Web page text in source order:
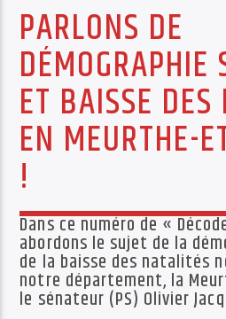
11 RAOG MONT D'AR SKOL.MP3
11 RAOG MONT D'AR SKOL.MP3
Radio Déclic
PARLONS DE
DÉMOGRAPHIE
ET BAISSE
EN MEURTHE-
!
Dans ce numéro de «
abordons le sujet de la
de la baisse des natalités
notre département, la
le sénateur (PS) Olivier